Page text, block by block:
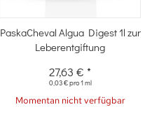
PaskaCheval Algua Digest 1l zur
Leberentgiftung
27,63 €*
0,03 € pro 1 ml
Momentan nicht verfügbar